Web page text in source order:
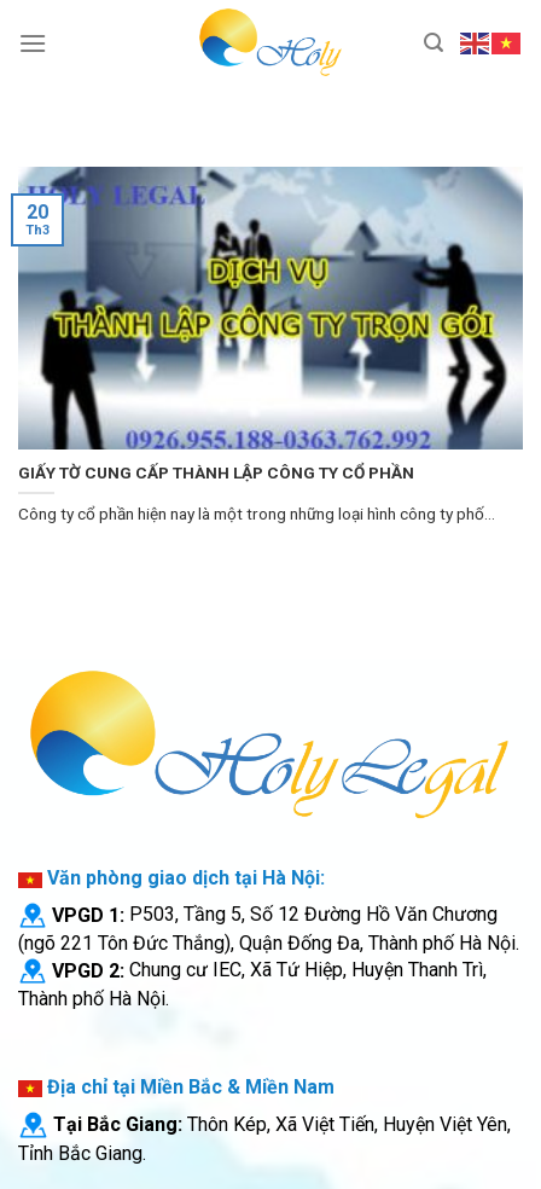
GIẤY TỜ CUNG CẤP THÀNH LẬP CÔNG TY CỔ PHẦN
Công ty cổ phần hiện nay là một trong những loại hình công ty phố...
20
Th3
Văn phòng giao dịch tại Hà Nội:
VPGD 1: P503, Tầng 5, Số 12 Đường Hồ Văn Chương
(ngõ 221 Tôn Đức Thắng), Quận Đống Đa, Thành phố Hà Nội.
VPGD 2: Chung cư IEC, Xã Tứ Hiệp, Huyện Thanh Trì,
Thành phố Hà Nội.
Địa chỉ tại Miền Bắc & Miền Nam
Tại Bắc Giang: Thôn Kép, Xã Việt Tiến, Huyện Việt Yên,
Tỉnh Bắc Giang.